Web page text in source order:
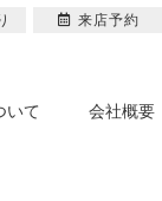
いて 会社概要
来店予約